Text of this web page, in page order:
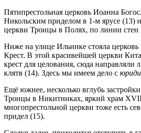
Пятипрестольная церковь Иоанна
Никольским приделом в 1-м ярусе (13)
церкви Троицы в Полях, по линии стен
Ниже на улице Ильинке стояла
Крест. В этой красивейшей церкви
крест для целования, сюда направляли
клятв (14). Здесь мы имеем дело с
Ещё южнее, несколько вглубь
Троицы в Никитниках, яркий храм
многопрестольной церкви тоже есть
придел (15).